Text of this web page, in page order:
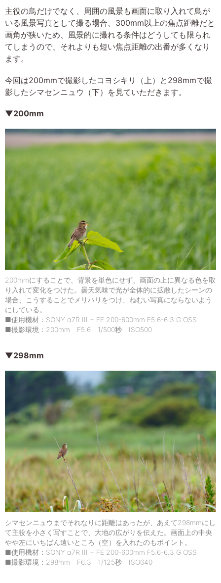
主役の鳥だけでなく、周囲の風景も画面に取り入れて鳥が
いる風景写真として撮る場合、300mm以上の焦点距離だと
画角が狭いため、風景的に撮れる条件はどうしても限られ
てしまうので、それよりも短い焦点距離の出番が多くなり
ます。
今回は200mmで撮影したコヨシキリ（上）と298mmで撮
影したシマセンニュウ（下）を見ていただきます。
▼200mm
200mmにすることで、背景を単色にせず、画面の上に異なる色を取
り入れて変化をつけた。曇天気味で光が全体的に拡散したシーンの
場合、こうすることでメリハリをつけ、ねむい写真にならないよう
にしている。
■使用機材：SONY α7R III + FE 200-600mm F5.6-6.3 G OSS
■撮影環境：200mm F5.6 1/500秒 ISO500
▼298mm
シマセンニュウまでそれなりに距離はあったが、あえて298mmにし
て主役を小さく写すことで、大地の広がりを伝えた。画面上の中央
やや左にいちばん遠いところ（空）を入れたのもポイント。
■使用機材：SONY α7R III + FE 200-600mm F5.6-6.3 G OSS
■撮影環境：298mm F6.3 1/125秒 ISO640